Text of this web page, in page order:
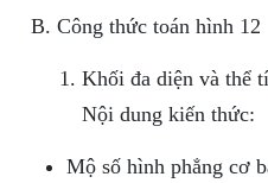
B. Công thức toán hình 12
Khối đa diện và thể
Nội dung kiến thức:
Mộ số hình phẳng cơ